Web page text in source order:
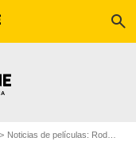
search
Noticias de películas: Rodajes